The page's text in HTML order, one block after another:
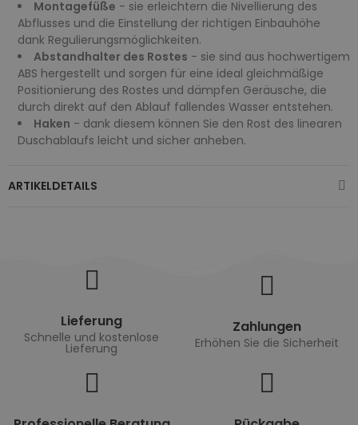
Montagefüße - sie erleichtern die Nivellierung des
Abflusses und die Einstellung der richtigen Einbauhöhe
dank Regulierungsmöglichkeiten.
Abstandhalter des Rostes - sie sind aus hochwertigem
ABS hergestellt und sorgen für eine ideal gleichmäßige
Positionierung des Rostes und dämpfen Geräusche, die
durch direkt auf den Ablauf fallendes Wasser entstehen.
Haken - dank diesem können Sie den Rost des linearen
Duschablaufs leicht und sicher anheben.
ARTIKELDETAILS
Lieferung
Schnelle und kostenlose
Lieferung
Zahlungen
Erhöhen Sie die Sicherheit